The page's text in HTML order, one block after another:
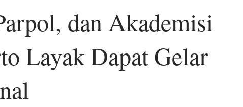
dan Akademisi
Layak Dapat Gelar